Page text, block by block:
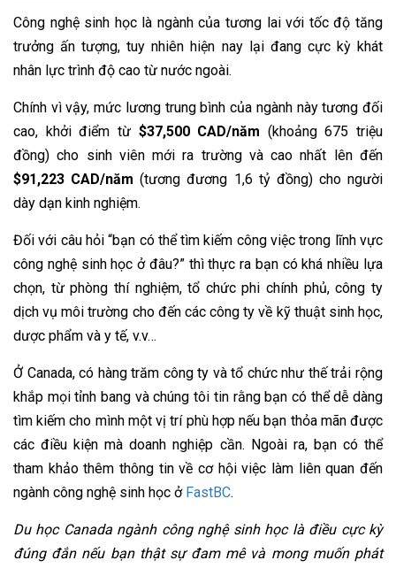
Công nghệ sinh học là ngành của tương lai với tốc độ tăng
trưởng ấn tượng, tuy nhiên hiện nay lại đang cực kỳ khát
nhân lực trình độ cao từ nước ngoài.
Chính vì vậy, mức lương trung bình của ngành này tương đối
cao, khởi điểm từ $37,500 CAD/năm (khoảng 675 triệu
đồng) cho sinh viên mới ra trường và cao nhất lên đến
$91,223 CAD/năm (tương đương 1,6 tỷ đồng) cho người
dày dạn kinh nghiệm.
Đối với câu hỏi “bạn có thể tìm kiếm công việc trong lĩnh vực
công nghệ sinh học ở đâu?” thì thực ra bạn có khá nhiều lựa
chọn, từ phòng thí nghiệm, tổ chức phi chính phủ, công ty
dịch vụ môi trường cho đến các công ty về kỹ thuật sinh học,
dược phẩm và y tế, v.v…
Ở Canada, có hàng trăm công ty và tổ chức như thế trải rộng
khắp mọi tỉnh bang và chúng tôi tin rằng bạn có thể dễ dàng
tìm kiếm cho mình một vị trí phù hợp nếu bạn thỏa mãn được
các điều kiện mà doanh nghiệp cần. Ngoài ra, bạn có thể
tham khảo thêm thông tin về cơ hội việc làm liên quan đến
ngành công nghệ sinh học ở FastBC.
Du học Canada ngành công nghệ sinh học là điều cực kỳ
đúng đắn nếu bạn thật sự đam mê và mong muốn phát